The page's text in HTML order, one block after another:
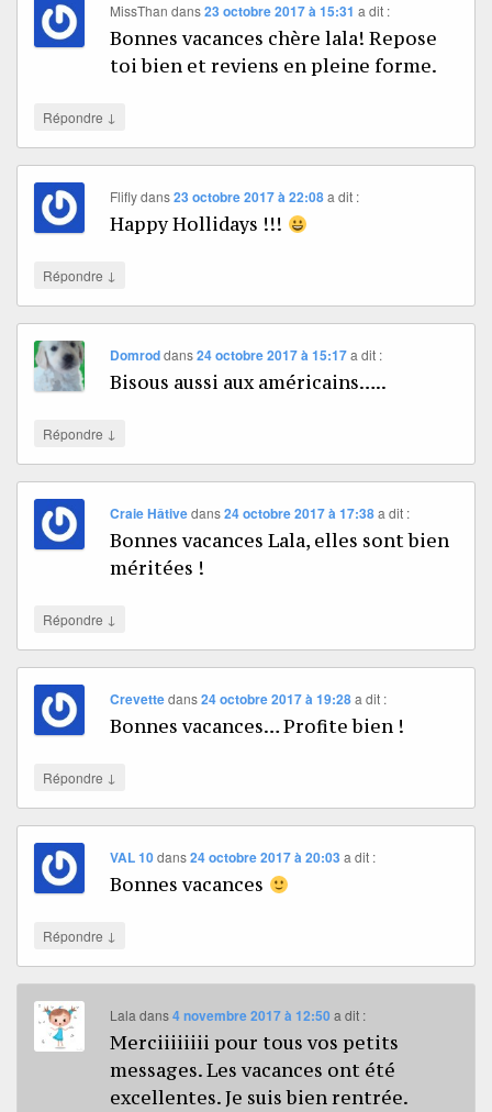
MissThan dans23 octobre 2017 à 15:31 a dit :
Bonnes vacances chère lala! Repose
toi bien et reviens en pleine forme.
Répondre ↓
Fliflydans23 octobre 2017 à 22:08 a dit :
Happy Hollidays !!!
Répondre ↓
Domroddans24 octobre 2017 à 15:17 a dit :
Bisous aussi aux américains…..
Répondre ↓
Craie Hâtivedans24 octobre 2017 à 17:38 a dit :
Bonnes vacances Lala, elles sont bien
méritées !
Répondre ↓
Crevettedans24 octobre 2017 à 19:28 a dit :
Bonnes vacances… Profite bien !
Répondre ↓
VAL 10dans24 octobre 2017 à 20:03 a dit :
Bonnes vacances
Répondre ↓
Lala dans4 novembre 2017 à 12:50 a dit :
Merciiiiiiii pour tous vos petits
messages. Les vacances ont été
excellentes. Je suis bien rentrée.